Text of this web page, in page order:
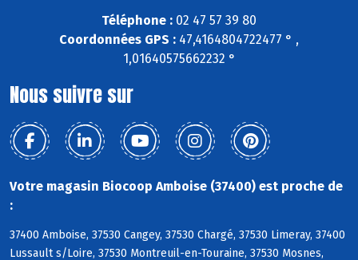
Téléphone : 02 47 57 39 80
Coordonnées GPS : 47,4164804722477 ° ,
1,01640575662232 °
Nous suivre sur
Votre magasin Biocoop Amboise (37400) est proche de
:
37400 Amboise, 37530 Cangey, 37530 Chargé, 37530 Limeray, 37400
Lussault s/Loire, 37530 Montreuil-en-Touraine, 37530 Mosnes,